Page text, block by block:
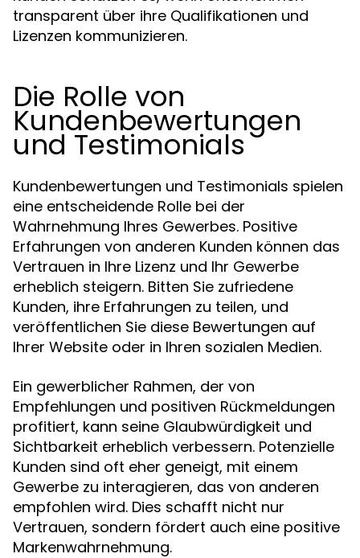
transparent über ihre Qualifikationen und
Lizenzen kommunizieren.
Die Rolle von
Kundenbewertungen
und Testimonials
Kundenbewertungen und Testimonials spielen
eine entscheidende Rolle bei der
Wahrnehmung Ihres Gewerbes. Positive
Erfahrungen von anderen Kunden können das
Vertrauen in Ihre Lizenz und Ihr Gewerbe
erheblich steigern. Bitten Sie zufriedene
Kunden, ihre Erfahrungen zu teilen, und
veröffentlichen Sie diese Bewertungen auf
Ihrer Website oder in Ihren sozialen Medien.
Ein gewerblicher Rahmen, der von
Empfehlungen und positiven Rückmeldungen
profitiert, kann seine Glaubwürdigkeit und
Sichtbarkeit erheblich verbessern. Potenzielle
Kunden sind oft eher geneigt, mit einem
Gewerbe zu interagieren, das von anderen
empfohlen wird. Dies schafft nicht nur
Vertrauen, sondern fördert auch eine positive
Markenwahrnehmung.